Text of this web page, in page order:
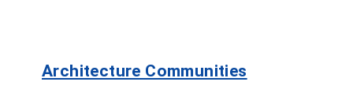
Architecture Communities